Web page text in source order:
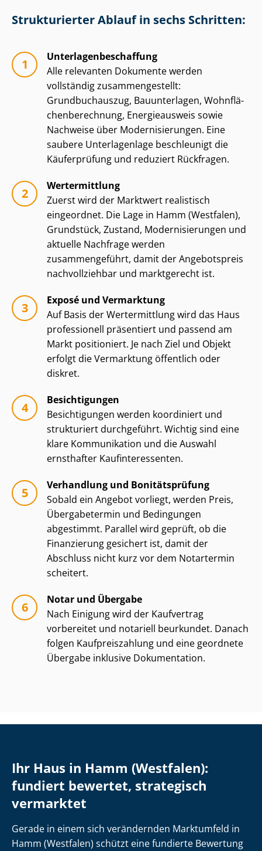
Strukturierter Ablauf in sechs Schritten:
Un­ter­la­gen­be­schaf­fung
Alle relevanten Dokumente werden
vollständig zu­sam­men­ge­stellt:
Grundbuchauszug, Bauunterlagen, Wohn­flä­
chen­be­rech­nung, Energieausweis sowie
Nachweise über Mo­der­ni­sie­run­gen. Eine
saubere Unterlagenlage beschleunigt die
Käuferprüfung und reduziert Rückfragen.
Wertermittlung
Zuerst wird der Marktwert realistisch
eingeordnet. Die Lage in Hamm (Westfalen),
Grundstück, Zustand, Mo­der­ni­sie­run­gen und
aktuelle Nachfrage werden
zusammengeführt, damit der Angebotspreis
nachvollziehbar und marktgerecht ist.
Exposé und Vermarktung
Auf Basis der Wertermittlung wird das Haus
professionell präsentiert und passend am
Markt positioniert. Je nach Ziel und Objekt
erfolgt die Vermarktung öffentlich oder
diskret.
Besichtigungen
Besichtigungen werden koordiniert und
strukturiert durchgeführt. Wichtig sind eine
klare Kommunikation und die Auswahl
ernsthafter Kauf­in­ter­es­sen­ten.
Verhandlung und Bonitätsprüfung
Sobald ein Angebot vorliegt, werden Preis,
Übergabetermin und Bedingungen
abgestimmt. Parallel wird geprüft, ob die
Finanzierung gesichert ist, damit der
Abschluss nicht kurz vor dem Notartermin
scheitert.
Notar und Übergabe
Nach Einigung wird der Kaufvertrag
vorbereitet und notariell beurkundet. Danach
folgen Kauf­preis­zah­lung und eine geordnete
Übergabe inklusive Dokumentation.
Ihr Haus in Hamm (Westfalen):
fundiert bewertet, strategisch
vermarktet
Gerade in einem sich verändernden Marktumfeld in
Hamm (Westfalen) schützt eine fundierte Bewertung